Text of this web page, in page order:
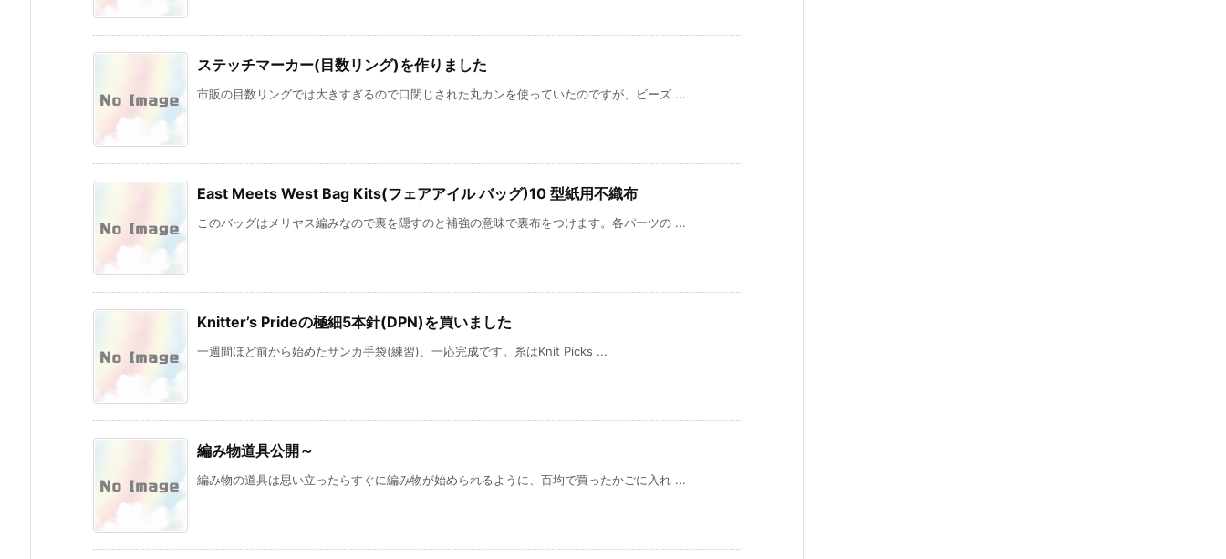
ステッチマーカー(目数リング)を作りました
市販の目数リングでは大きすぎるので口閉じされた丸カンを使っていたのですが、ビーズ ...
East Meets West Bag Kits(フェアアイル バッグ)10 型紙用不織布
このバッグはメリヤス編みなので裏を隠すのと補強の意味で裏布をつけます。各パーツの ...
Knitter’s Prideの極細5本針(DPN)を買いました
一週間ほど前から始めたサンカ手袋(練習)、一応完成です。糸はKnit Picks ...
編み物道具公開～
編み物の道具は思い立ったらすぐに編み物が始められるように、百均で買ったかごに入れ ...